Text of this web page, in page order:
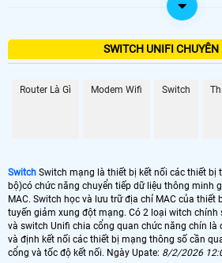
SWITCH UNIFI CHUYÊN
Router Là Gì Modem Wifi Switch
Switch Switch mạng là thiết bị kết nối các thiết bị
bộ)có chức năng chuyển tiếp dữ liệu thông minh
MAC. Switch học và lưu trữ địa chỉ MAC của thiết
tuyến giảm xung đột mạng. Có 2 loại witch chính
và switch Unifi chia cổng quan chức năng chín là
và định kết nối các thiết bị mạng thông số cần
cổng và tốc độ kết nối. Ngày Upate: 8/2/2026